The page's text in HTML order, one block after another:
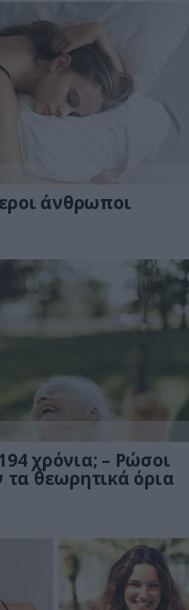
άνθρωποι
χρόνια; – Ρώσοι
τα θεωρητικά όρια